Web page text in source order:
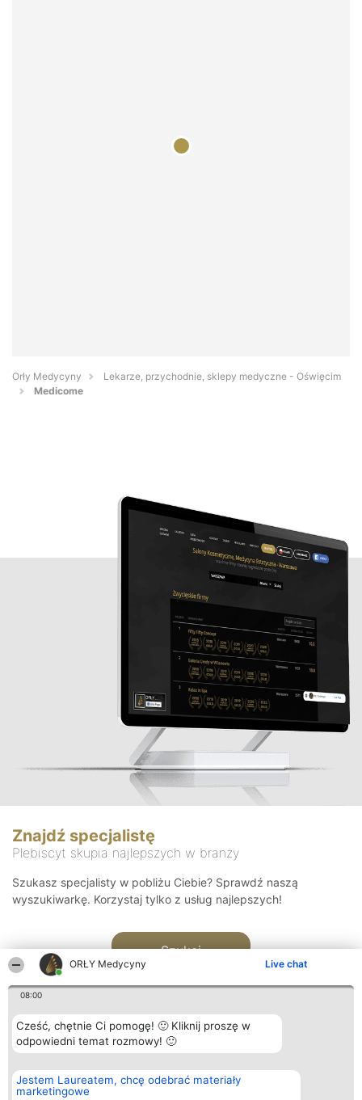
ORŁY Medycyny Live chat
08:00
Cześć, chętnie Ci pomogę! 🙂 Kliknij proszę w
odpowiedni temat rozmowy! 🙂
Jestem Laureatem, chcę odebrać materiały
marketingowe
Orły Medycyny
Lekarze, przychodnie, sklepy medyczne - Oświęcim
Medicome
Znajdź specjalistę
Plebiscyt skupia najlepszych w branży
Szukasz specjalisty w pobliżu Ciebie? Sprawdź naszą
wyszukiwarkę. Korzystaj tylko z usług najlepszych!
Szukaj
Organizator plebiscytu
Bright Side Solutions sp. z o.
o. sp. k.
Plebiscyt
Laureaci
Kontakt
Kontakt